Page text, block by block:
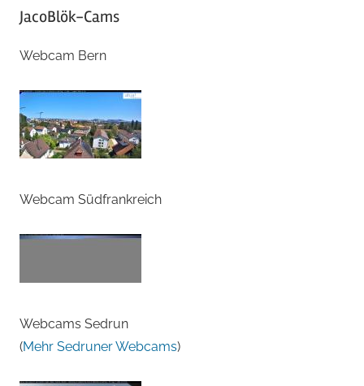
JacoBlök-Cams
Webcam Bern
Webcam Südfrankreich
Webcams Sedrun
(Mehr Sedruner Webcams)